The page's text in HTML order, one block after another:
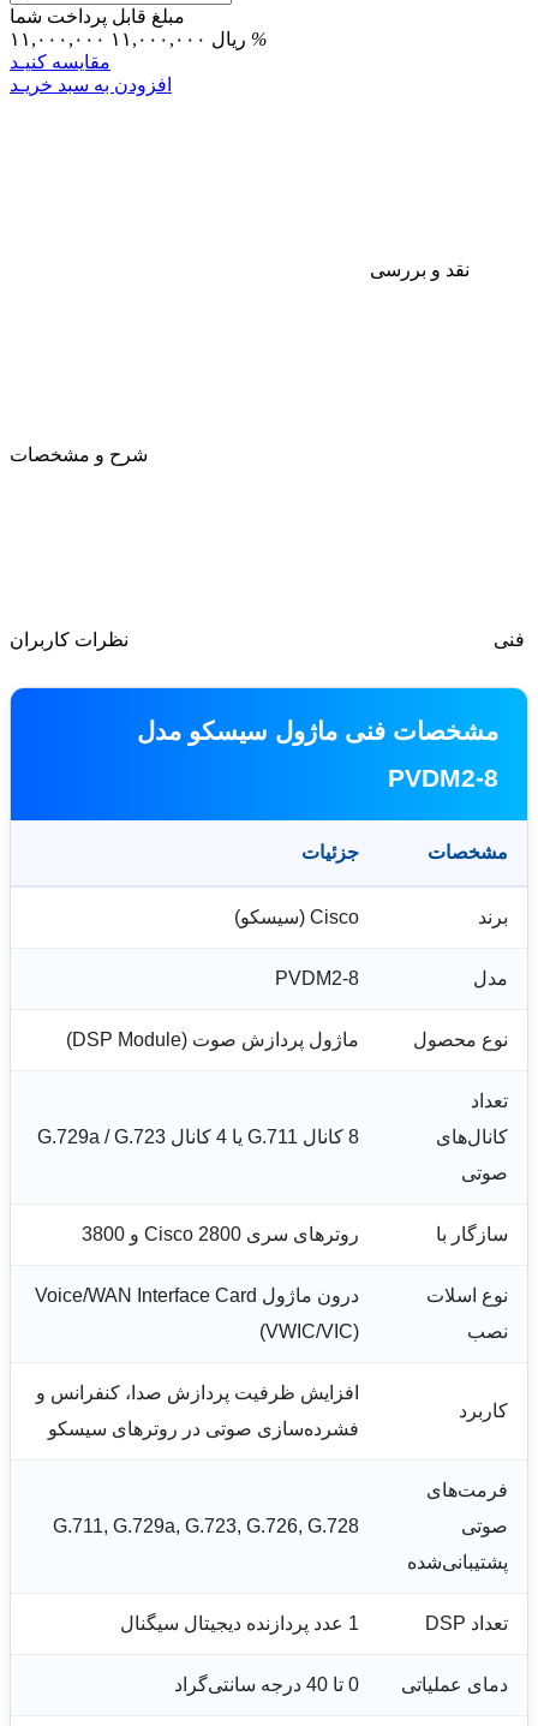
مبلغ قابل پرداخت شما
۱۱,۰۰۰,۰۰۰ ریال ۱۱,۰۰۰,۰۰۰
%
مقایسه کنیـد
افزودن به سبد خریـد
نقد و بررسی
شرح و مشخصات
فنی نظرات کاربران
مشخصات فنی ماژول سیسکو مدل
PVDM2-8
مشخصات جزئیات
برند Cisco (سیسکو)
مدل PVDM2-8
نوع محصول ماژول پردازش صوت (DSP Module)
تعداد
کانال‌های
صوتی
8 کانال G.711 یا 4 کانال G.729a / G.723
سازگار با روترهای سری Cisco 2800 و 3800
نوع اسلات
نصب
درون ماژول Voice/WAN Interface Card
(VWIC/VIC)
کاربرد
افزایش ظرفیت پردازش صدا، کنفرانس و
فشرده‌سازی صوتی در روترهای سیسکو
فرمت‌های
صوتی
پشتیبانی‌شده
G.711, G.729a, G.723, G.726, G.728
تعداد DSP 1 عدد پردازنده دیجیتال سیگنال
دمای عملیاتی 0 تا 40 درجه سانتی‌گراد